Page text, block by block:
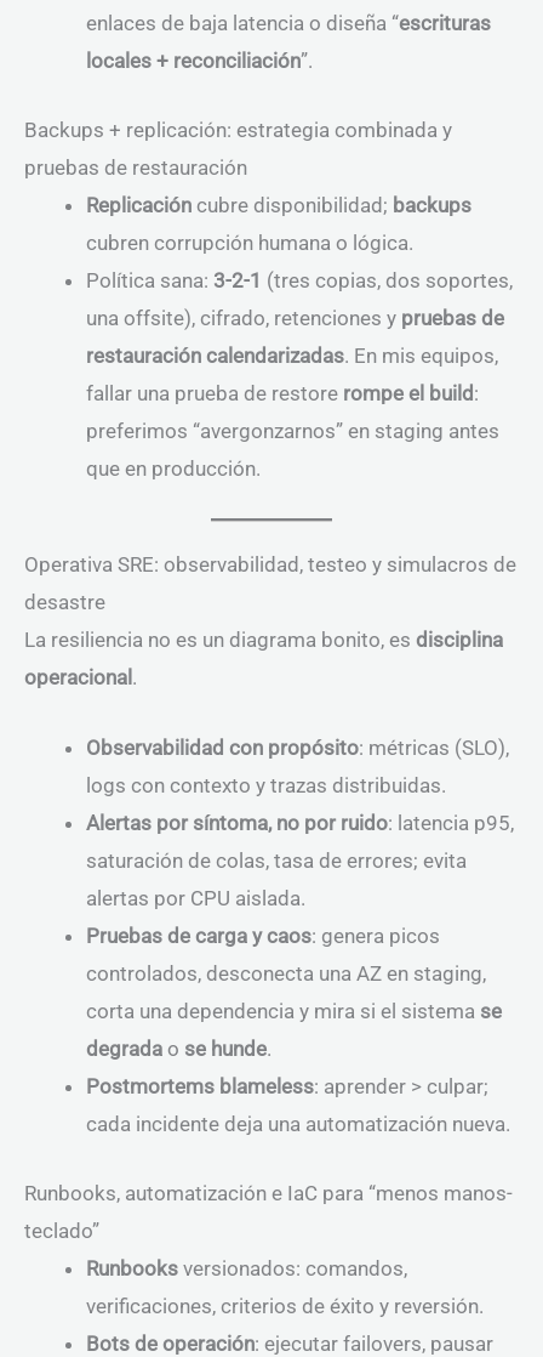
enlaces de baja latencia o diseña “escrituras
locales + reconciliación”.
Backups + replicación: estrategia combinada y
pruebas de restauración
Replicación cubre disponibilidad; backups
cubren corrupción humana o lógica.
Política sana: 3-2-1 (tres copias, dos soportes,
una offsite), cifrado, retenciones y pruebas de
restauración calendarizadas. En mis equipos,
fallar una prueba de restore rompe el build:
preferimos “avergonzarnos” en staging antes
que en producción.
Operativa SRE: observabilidad, testeo y simulacros de
desastre
La resiliencia no es un diagrama bonito, es disciplina
operacional .
Observabilidad con propósito: métricas (SLO),
logs con contexto y trazas distribuidas.
Alertas por síntoma, no por ruido: latencia p95,
saturación de colas, tasa de errores; evita
alertas por CPU aislada.
Pruebas de carga y caos: genera picos
controlados, desconecta una AZ en staging,
corta una dependencia y mira si el sistema se
degrada o se hunde.
Postmortems blameless: aprender > culpar;
cada incidente deja una automatización nueva.
Runbooks, automatización e IaC para “menos manos-
teclado”
Runbooks versionados: comandos,
verificaciones, criterios de éxito y reversión.
Bots de operación: ejecutar failovers, pausar